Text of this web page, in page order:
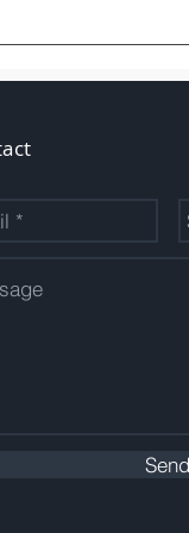
Send